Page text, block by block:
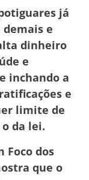
já
demais e
dinheiro
e
inchando a
e
limite de
da lei.
Foco dos
que o